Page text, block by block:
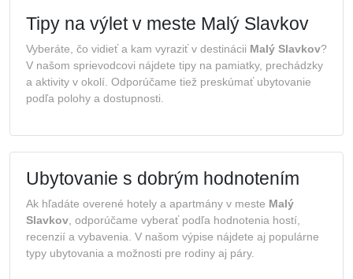
Tipy na výlet v meste Malý Slavkov
Vyberáte, čo vidieť a kam vyraziť v destinácii Malý Slavkov?
V našom sprievodcovi nájdete tipy na pamiatky, prechádzky
a aktivity v okolí. Odporúčame tiež preskúmať ubytovanie
podľa polohy a dostupnosti.
Ubytovanie s dobrým hodnotením
Ak hľadáte overené hotely a apartmány v meste Malý
Slavkov, odporúčame vyberať podľa hodnotenia hostí,
recenzií a vybavenia. V našom výpise nájdete aj populárne
typy ubytovania a možnosti pre rodiny aj páry.